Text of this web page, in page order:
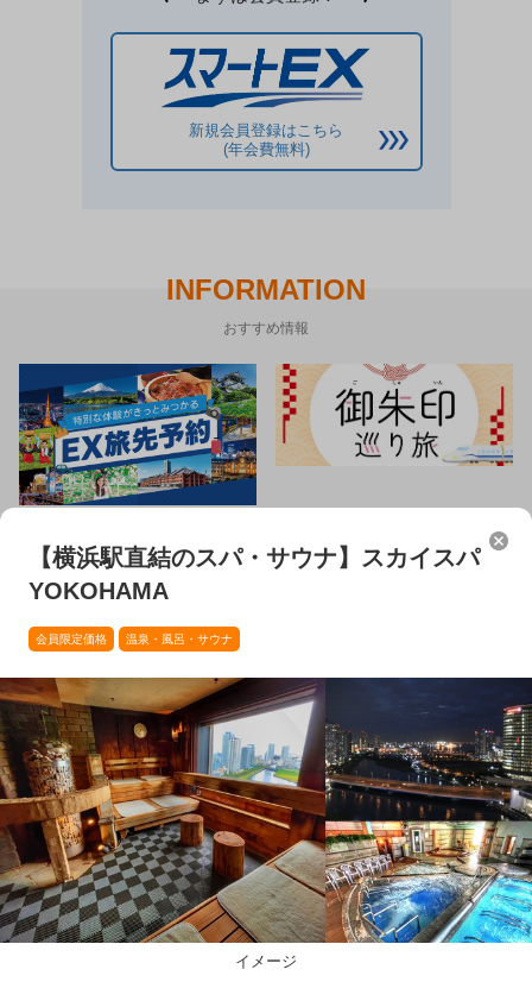
新規会員登録はこちら
(年会費無料)
INFORMATION
おすすめ情報
特別な体験まであなたに合ったプラ
温泉に浸かってのんびりした時間を
旅に出たらご当地グルメは外せな
【横浜駅直結のスパ・サウナ】スカイスパ
YOKOHAMA
会員限定価格 温泉・風呂・サウナ
イメージ